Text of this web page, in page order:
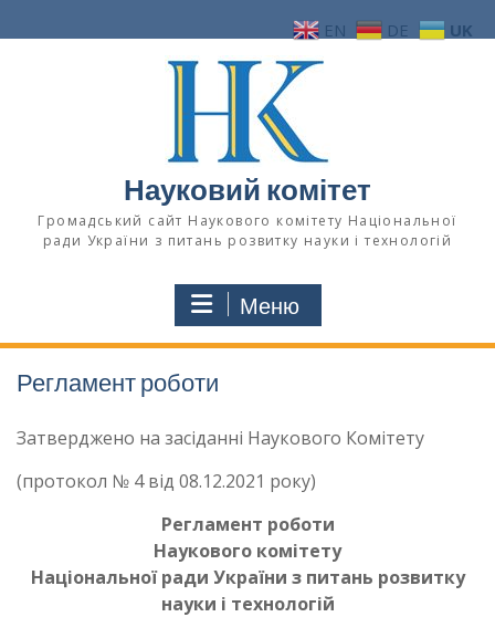
до
Науковий комітет
Громадський сайт Наукового комітету Національної
ради України з питань розвитку науки і технологій
Меню
Регламент роботи
Затверджено на засіданні Наукового Комітету
(протокол № 4 від 08.12.2021 року)
Регламент роботи
Наукового комітету
Національної ради України з питань розвитку
науки і технологій
EN DE UK